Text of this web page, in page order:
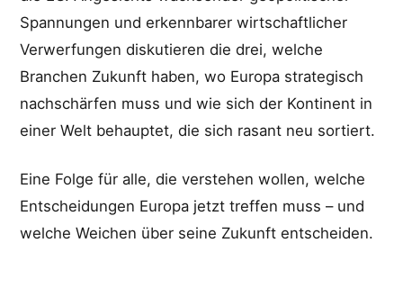
Spannungen und erkennbarer wirtschaftlicher
Verwerfungen diskutieren die drei, welche
Branchen Zukunft haben, wo Europa strategisch
nachschärfen muss und wie sich der Kontinent in
einer Welt behauptet, die sich rasant neu sortiert.
Eine Folge für alle, die verstehen wollen, welche
Entscheidungen Europa jetzt treffen muss – und
welche Weichen über seine Zukunft entscheiden.